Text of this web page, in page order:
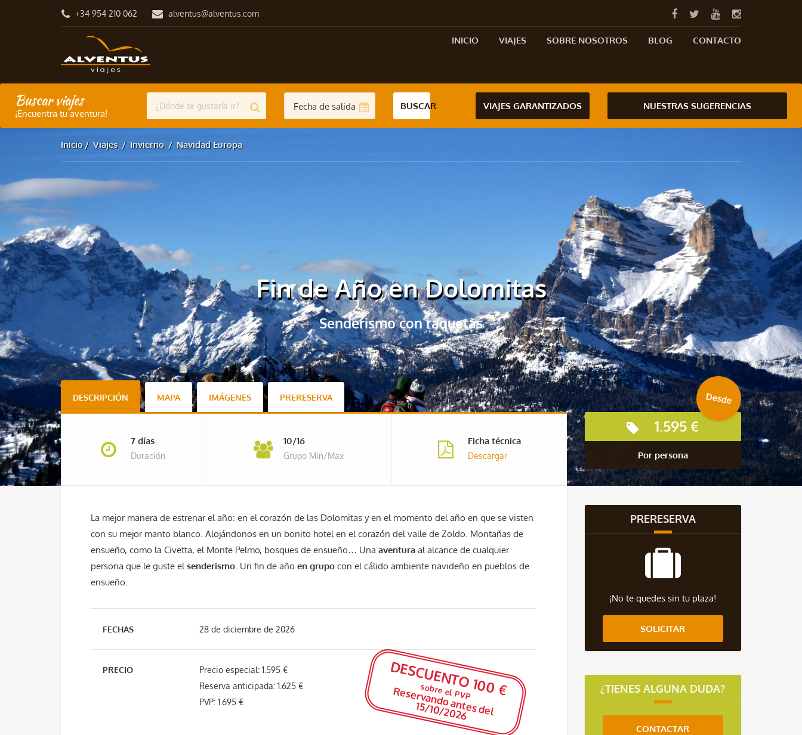
+34 954 210 062 alventus@alventus.com
INICIO VIAJES SOBRE NOSOTROS BLOG CONTACTO
Buscar viajes
¡Encuentra tu aventura!
BUSCAR VIAJES GARANTIZADOS NUESTRAS SUGERENCIAS
Inicio Viajes Invierno Navidad Europa
Fin de Año en Dolomitas
Senderismo con raquetas
DESCRIPCIÓN MAPA IMÁGENES PRERESERVA
7 días
Duración
10/16
Grupo Min/Max
Ficha técnica
Descargar
La mejor manera de estrenar el año: en el corazón de las Dolomitas y en el momento del año en que se visten
con su mejor manto blanco. Alojándonos en un bonito hotel en el corazón del valle de Zoldo. Montañas de
ensueño, como la Civetta, el Monte Pelmo, bosques de ensueño… Una aventura al alcance de cualquier
persona que le guste el senderismo. Un fin de año en grupo con el cálido ambiente navideño en pueblos de
ensueño.
FECHAS 28 de diciembre de 2026
PRECIO DESCUENTO 100 €
sobre el PVP
R
e
se
rvan
d
o
an
te
s d
e
l
15/10
/20
26
Precio especial: 1.595 €
Reserva anticipada: 1.625 €
PVP: 1.695 €
1.595 €
Por persona
Desde
PRERESERVA
¡No te quedes sin tu plaza!
SOLICITAR
¿TIENES ALGUNA DUDA?
CONTACTAR